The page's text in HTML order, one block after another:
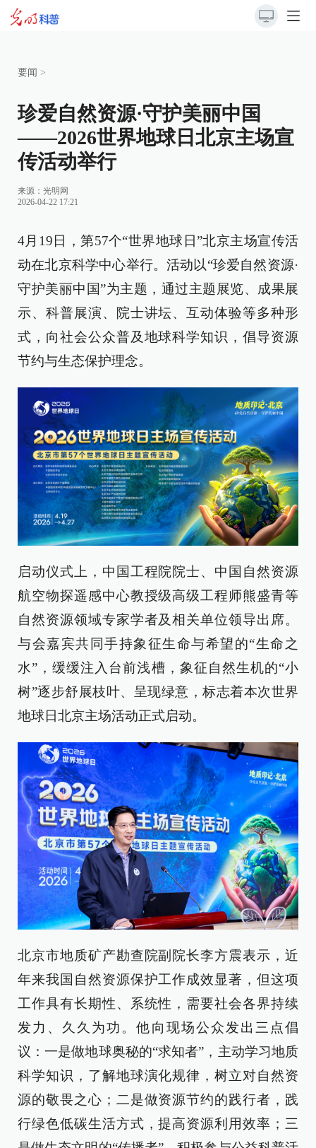
要闻 >
珍爱自然资源·守护美丽中国
——2026世界地球日北京主场宣
传活动举行
来源： 光明网
2026-04-22 17:21
4月19日，第57个“世界地球日”北京主场宣传活
动在北京科学中心举行。活动以“珍爱自然资源·
守护美丽中国”为主题，通过主题展览、成果展
示、科普展演、院士讲坛、互动体验等多种形
式，向社会公众普及地球科学知识，倡导资源
节约与生态保护理念。
启动仪式上，中国工程院院士、中国自然资源
航空物探遥感中心教授级高级工程师熊盛青等
自然资源领域专家学者及相关单位领导出席。
与会嘉宾共同手持象征生命与希望的“生命之
水”，缓缓注入台前浅槽，象征自然生机的“小
树”逐步舒展枝叶、呈现绿意，标志着本次世界
地球日北京主场活动正式启动。
北京市地质矿产勘查院副院长李方震表示，近
年来我国自然资源保护工作成效显著，但这项
工作具有长期性、系统性，需要社会各界持续
发力、久久为功。他向现场公众发出三点倡
议：一是做地球奥秘的“求知者”，主动学习地质
科学知识，了解地球演化规律，树立对自然资
源的敬畏之心；二是做资源节约的践行者，践
行绿色低碳生活方式，提高资源利用效率；三